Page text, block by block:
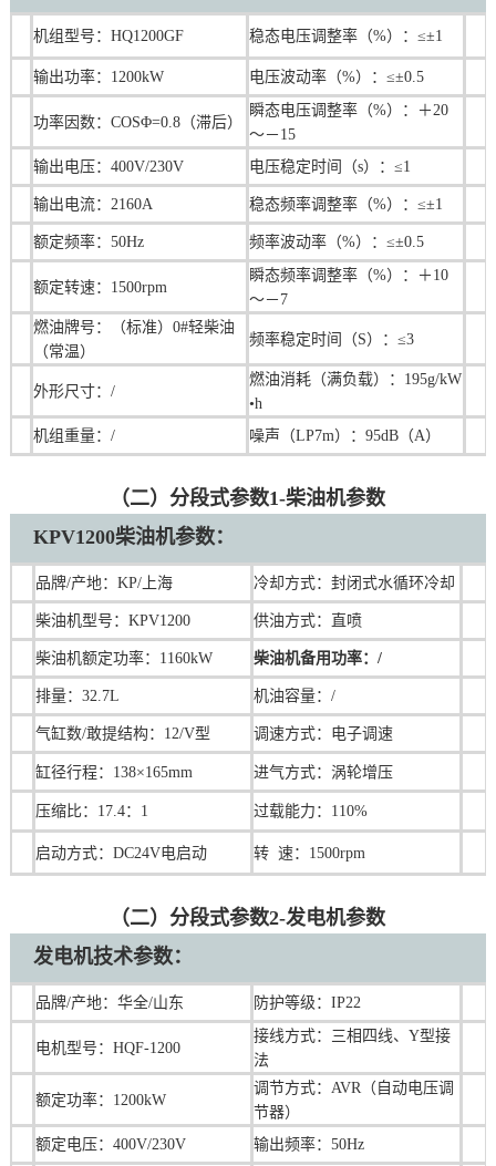
机组型号：HQ1200GF 稳态电压调整率（%）：≤±1
输出功率：1200kW 电压波动率（%）：≤±0.5
功率因数：COSΦ=0.8（滞后）
瞬态电压调整率（%）：＋20
～－15
输出电压：400V/230V
电压稳定时间（s）：≤1
输出电流：2160A 稳态频率调整率（%）：≤±1
额定频率：50Hz 频率波动率（%）：≤±0.5
额定转速：1500rpm
瞬态频率调整率（%）：＋10
～－7
燃油牌号：（标准）0#轻柴油
（常温）
频率稳定时间（S）：≤3
外形尺寸：/
燃油消耗（满负载）：195g/kW
•h
机组重量：/
噪声（LP7m）：95dB（A）
（二）分段式参数1-柴油机参数
KPV1200柴油机参数：
品牌/产地：KP/上海 冷却方式：封闭式水循环冷却
柴油机型号：KPV1200 供油方式：直喷
柴油机额定功率：1160kW 柴油机备用功率：/
排量：32.7L 机油容量：/
气缸数/敢提结构：12/V型 调速方式：电子调速
缸径行程：138×165mm 进气方式：涡轮增压
压缩比：17.4：1 过载能力：110%
启动方式：DC24V电启动 转 速：1500rpm
（二）分段式参数2-发电机参数
发电机技术参数：
品牌/产地：华全/山东 防护等级：IP22
电机型号：HQF-1200
接线方式：三相四线、Y型接
法
额定功率：1200kW
调节方式：AVR（自动电压调
节器）
额定电压：400V/230V
输出频率：50Hz